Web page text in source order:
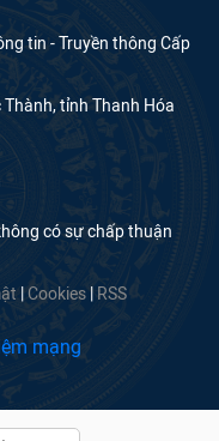
tin - Truyền thông Cấp
tỉnh Thanh Hóa
có sự chấp thuận
Cookies RSS